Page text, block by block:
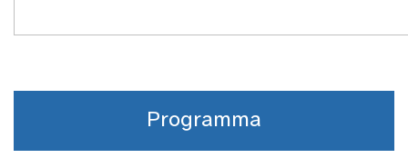
Programma